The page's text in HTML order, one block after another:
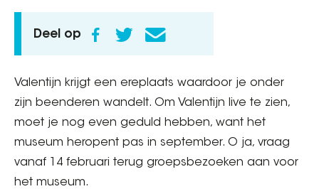
Deel op
Valentijn krijgt een ereplaats waardoor je onder
zijn beenderen wandelt. Om Valentijn live te zien,
moet je nog even geduld hebben, want het
museum heropent pas in september. O ja, vraag
vanaf 14 februari terug groepsbezoeken aan voor
het museum.